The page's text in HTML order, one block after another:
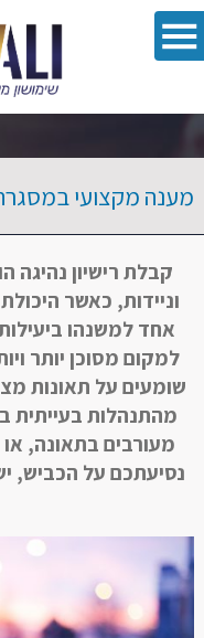
מענה מקצועי
קבלת רישיון
וניידות, כאשר
אחד למשנהו
למקום מסוכן יותר
שומעים על תאונות
מהתנהלות בעייתית
מעורבים בתאונה,
נסיעתכם על הכביש,